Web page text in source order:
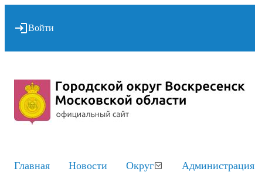
Войти
Главная Новости Округ Администрация